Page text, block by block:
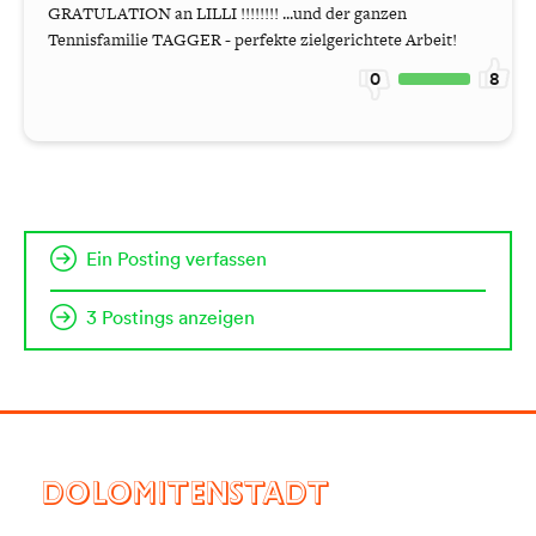
GRATULATION an LILLI !!!!!!!! ...und der ganzen
Tennisfamilie TAGGER - perfekte zielgerichtete Arbeit!
0 8
Ein Posting verfassen
3 Postings anzeigen
DOLOMITENSTADT